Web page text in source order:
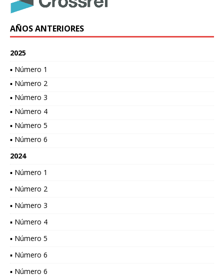
AÑOS ANTERIORES
2025
▪ Número 1
▪ Número 2
▪ Número 3
▪ Número 4
▪ Número 5
▪ Número 6
2024
▪ Número 1
▪ Número 2
▪ Número 3
▪ Número 4
▪ Número 5
▪ Número 6
▪ Número 6